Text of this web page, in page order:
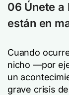
06 Únete a
están en
Cuando
nicho —por
un
grave crisis